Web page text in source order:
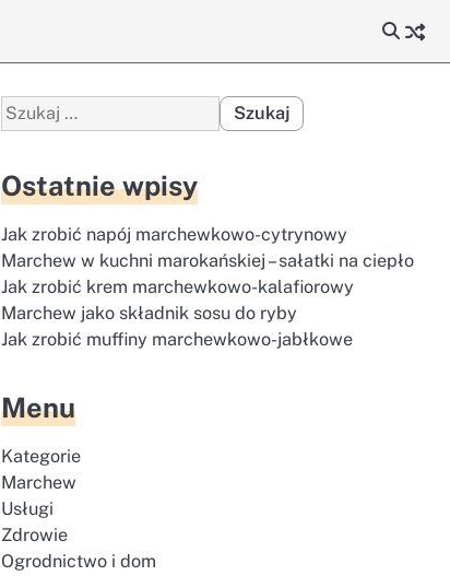
Szukaj:
Ostatnie wpisy
Jak zrobić napój marchewkowo-cytrynowy
Marchew w kuchni marokańskiej – sałatki na ciepło
Jak zrobić krem marchewkowo-kalafiorowy
Marchew jako składnik sosu do ryby
Jak zrobić muffiny marchewkowo-jabłkowe
Menu
Kategorie
Marchew
Usługi
Zdrowie
Ogrodnictwo i dom